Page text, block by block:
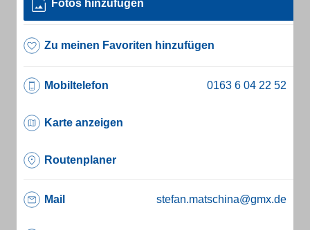
Fotos hinzufügen
Zu meinen Favoriten hinzufügen
Mobiltelefon
Karte anzeigen
Routenplaner
Mail stefan.matschina@gmx.de